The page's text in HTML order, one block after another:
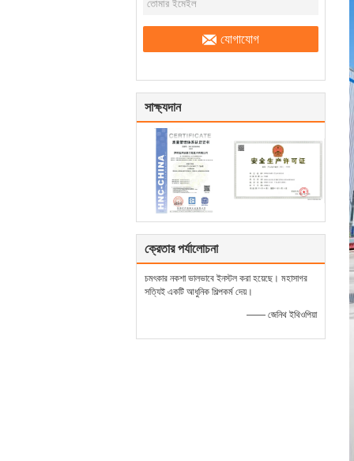
যোগাযোগ
সাক্ষ্যদান
ক্রেতার পর্যালোচনা
চমৎকার নকশা ভালভাবে ইনস্টল করা হয়েছে। মহাসাগর
সত্যিই একটি আধুনিক শিল্পকর্ম দেয়।
—— জেনিথ ইথিওপিয়া